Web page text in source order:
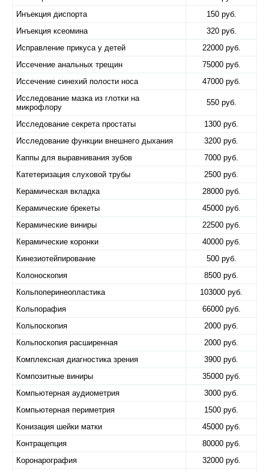
Инъекция диспорта
150 руб.
Инъекция ксеомина
320 руб.
Исправление прикуса у детей
22000 руб.
Иссечение анальных трещин
75000 руб.
Иссечение синехий полости носа
47000 руб.
Исследование мазка из глотки на
микрофлору
550 руб.
Исследование секрета простаты
1300 руб.
Исследование функции внешнего дыхания
3200 руб.
Каппы для выравнивания зубов
7000 руб.
Катетеризация слуховой трубы
2500 руб.
Керамическая вкладка
28000 руб.
Керамические брекеты
45000 руб.
Керамические виниры
22500 руб.
Керамические коронки
40000 руб.
Кинезиотейпирование
500 руб.
Колоноскопия
8500 руб.
Кольпоперинеопластика
103000 руб.
Кольпорафия
66000 руб.
Кольпоскопия
2000 руб.
Кольпоскопия расширенная
2000 руб.
Комплексная диагностика зрения
3900 руб.
Композитные виниры
35000 руб.
Компьютерная аудиометрия
3000 руб.
Компьютерная периметрия
1500 руб.
Конизация шейки матки
45000 руб.
Контрацепция
80000 руб.
Коронарография
32000 руб.